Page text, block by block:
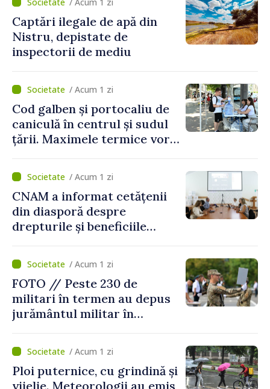
Captări ilegale de apă din
Nistru, depistate de
inspectorii de mediu
/ Acum 1 zi
Cod galben și portocaliu de
caniculă în centrul și sudul
țării. Maximele termice vor
/ Acum 1 zi
CNAM a informat cetățenii
din diasporă despre
drepturile și beneficiile
/ Acum 1 zi
FOTO // Peste 230 de
militari în termen au depus
jurământul militar în
/ Acum 1 zi
Ploi puternice, cu grindină și
vijelie. Meteorologii au emis